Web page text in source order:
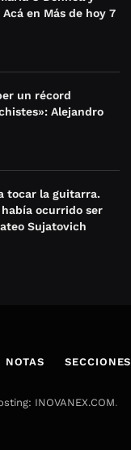
en Más de hoy 7
un récord
Alejandro
tocar la guitarra.
había ocurrido ser
Sujatovich
NOTAS SECCIONES
INOVANEX.COM.